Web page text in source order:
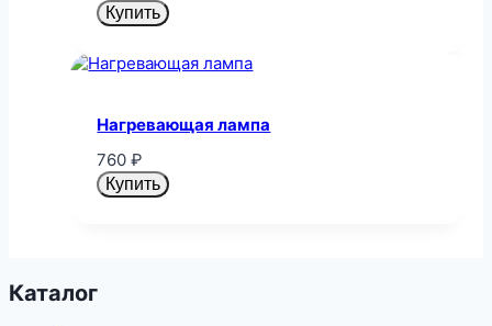
Купить
Нагревающая лампа
760₽
Купить
Каталог